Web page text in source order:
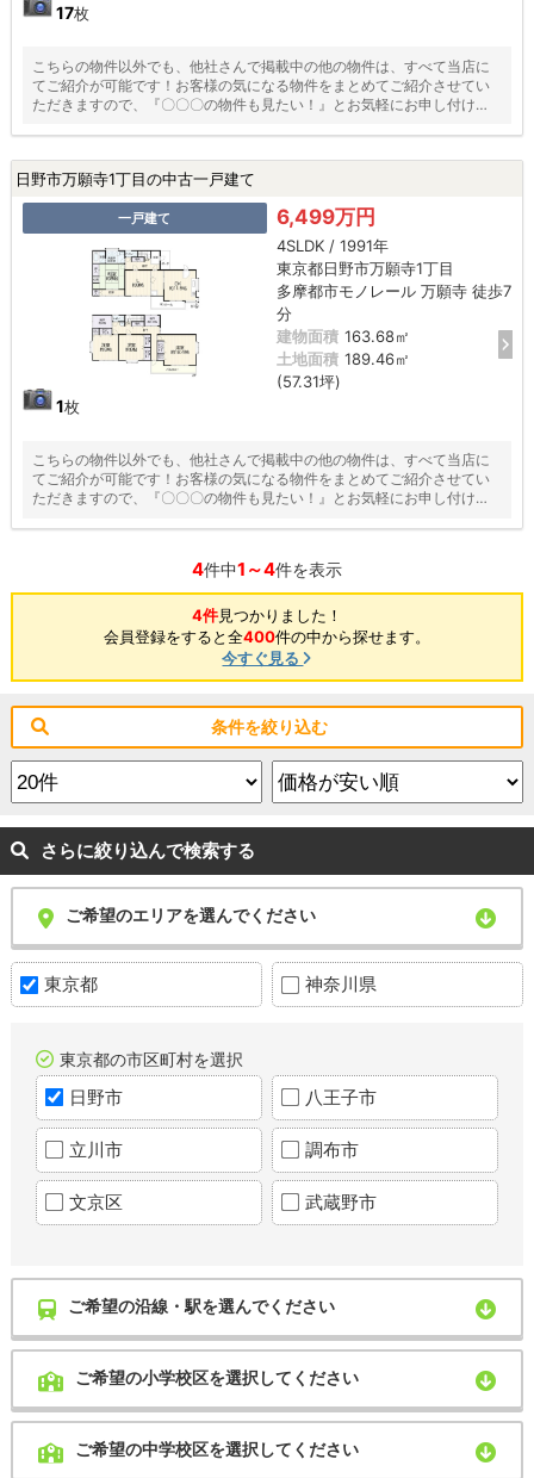
17枚
こちらの物件以外でも、他社さんで掲載中の他の物件は、すべて当店に
てご紹介が可能です！お客様の気になる物件をまとめてご紹介させてい
ただきますので、『〇〇〇の物件も見たい！』とお気軽にお申し付けく
日野市万願寺1丁目の中古一戸建て
一戸建て
1枚
6,499万円
4SLDK / 1991年
東京都日野市万願寺1丁目
多摩都市モノレール 万願寺 徒歩7
分
建物面積 163.68㎡
土地面積 189.46㎡
(57.31坪)
こちらの物件以外でも、他社さんで掲載中の他の物件は、すべて当店に
てご紹介が可能です！お客様の気になる物件をまとめてご紹介させてい
ただきますので、『〇〇〇の物件も見たい！』とお気軽にお申し付けく
4件中1～4件を表示
4件見つかりました！
会員登録をすると全400件の中から探せます。
今すぐ見る
条件を絞り込む
さらに絞り込んで検索する
ご希望のエリアを選んでください
東京都 神奈川県
東京都の市区町村を選択
日野市 八王子市
立川市 調布市
文京区 武蔵野市
ご希望の沿線・駅を選んでください
ご希望の小学校区を選択してください
ご希望の中学校区を選択してください